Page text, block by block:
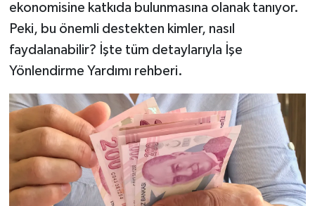
ekonomisine katkıda bulunmasına olanak tanıyor.
Peki, bu önemli destekten kimler, nasıl
faydalanabilir? İşte tüm detaylarıyla İşe
Yönlendirme Yardımı rehberi.